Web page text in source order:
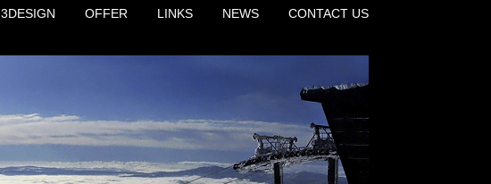
3DESIGN OFFER LINKS NEWS CONTACT US